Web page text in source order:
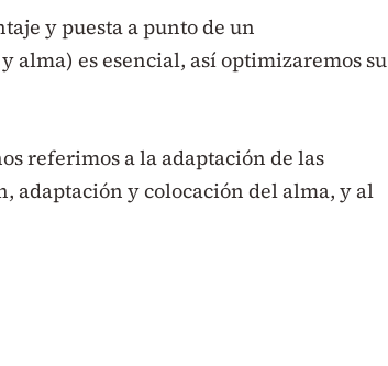
y puesta a punto de un
es esencial, así optimizaremos su
referimos a la adaptación de las
adaptación y colocación del alma, y al